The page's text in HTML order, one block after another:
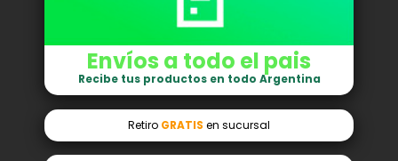
Envíos a todo el pais
Recibe tus productos en todo Argentina
Retiro GRATIS en sucursal